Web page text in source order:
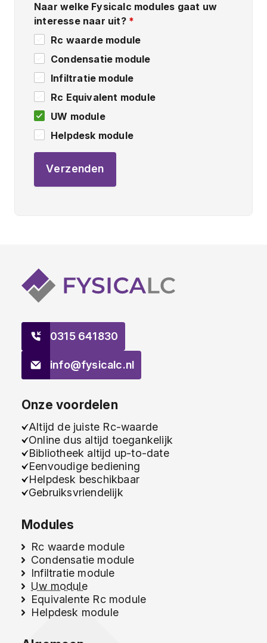
Naar welke Fysicalc modules gaat uw
interesse naar uit? *
Rc waarde module
Condensatie module
Infiltratie module
Rc Equivalent module
UW module
Helpdesk module
Verzenden
0315 641830
info@fysicalc.nl
Onze voordelen
Altijd de juiste Rc-waarde
Online dus altijd toegankelijk
Bibliotheek altijd up-to-date
Eenvoudige bediening
Helpdesk beschikbaar
Gebruiksvriendelijk
Modules
Rc waarde module
Condensatie module
Infiltratie module
Uw module
Equivalente Rc module
Helpdesk module